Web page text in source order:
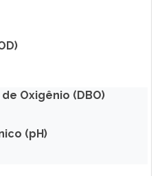
Oxigênio (DBO)
(pH)